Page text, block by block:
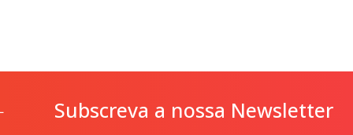
Subscreva a nossa Newsletter